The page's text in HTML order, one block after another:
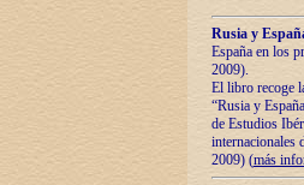
Rusia y
España en los
2009).
El libro recoge
“Rusia y
de Estudios
internacionales
2009) (más